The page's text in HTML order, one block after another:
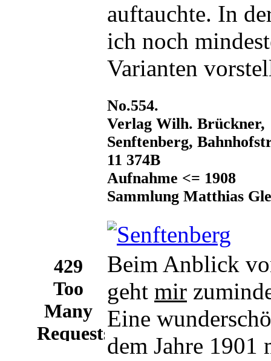
auftauchte. In
ich noch
Varianten
No.554.
Verlag Wilh. Brückner,
Senftenberg,
11 374B
Aufnahme <= 1908
Sammlung Matthias
Beim Anblick
geht mir
Eine
dem Jahre